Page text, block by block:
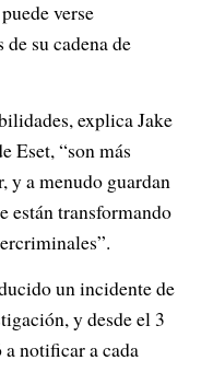
verse
su cadena de
explica Jake
Eset, “son más
a menudo guardan
están transformando
un incidente de
y desde el 3
notificar a cada